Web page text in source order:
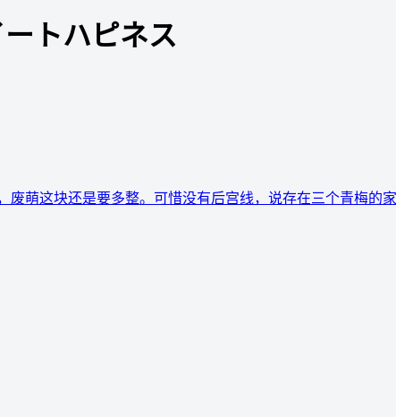
ートハピネス
萌这块还是要多整。可惜没有后宫线，说存在三个青梅的